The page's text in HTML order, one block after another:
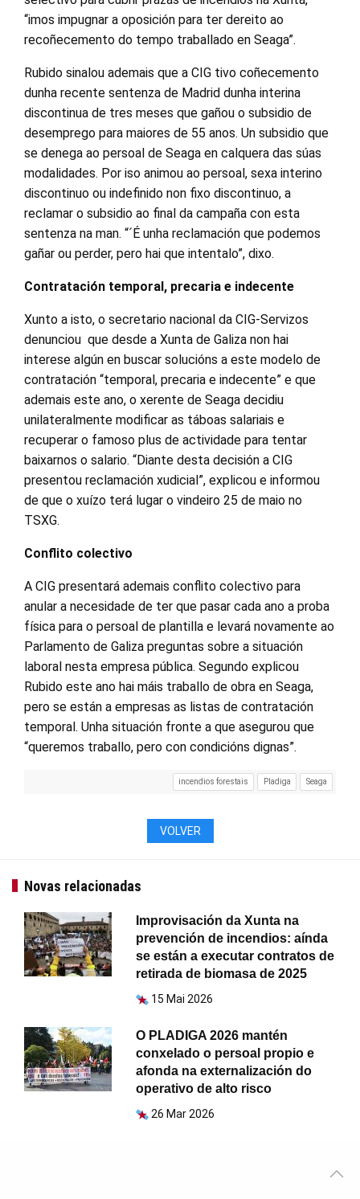
“imos impugnar a oposición para ter dereito ao
recoñecemento do tempo traballado en Seaga”.
Rubido sinalou ademais que a CIG tivo coñecemento
dunha recente sentenza de Madrid dunha interina
discontinua de tres meses que gañou o subsidio de
desemprego para maiores de 55 anos. Un subsidio que
se denega ao persoal de Seaga en calquera das súas
modalidades. Por iso animou ao persoal, sexa interino
discontinuo ou indefinido non fixo discontinuo, a
reclamar o subsidio ao final da campaña con esta
sentenza na man. “´É unha reclamación que podemos
gañar ou perder, pero hai que intentalo”, dixo.
Contratación temporal, precaria e indecente
Xunto a isto, o secretario nacional da CIG-Servizos
denunciou que desde a Xunta de Galiza non hai
interese algún en buscar solucións a este modelo de
contratación “temporal, precaria e indecente” e que
ademais este ano, o xerente de Seaga decidiu
unilateralmente modificar as táboas salariais e
recuperar o famoso plus de actividade para tentar
baixarnos o salario. “Diante desta decisión a CIG
presentou reclamación xudicial”, explicou e informou
de que o xuízo terá lugar o vindeiro 25 de maio no
TSXG.
Conflito colectivo
A CIG presentará ademais conflito colectivo para
anular a necesidade de ter que pasar cada ano a proba
física para o persoal de plantilla e levará novamente ao
Parlamento de Galiza preguntas sobre a situación
laboral nesta empresa pública. Segundo explicou
Rubido este ano hai máis traballo de obra en Seaga,
pero se están a empresas as listas de contratación
temporal. Unha situación fronte a que asegurou que
“queremos traballo, pero con condicións dignas”.
incendios forestais Pladiga Seaga
VOLVER
Novas relacionadas
Improvisación da Xunta na
prevención de incendios: aínda
se están a executar contratos de
retirada de biomasa de 2025
15 Mai 2026
O PLADIGA 2026 mantén
conxelado o persoal propio e
afonda na externalización do
operativo de alto risco
26 Mar 2026